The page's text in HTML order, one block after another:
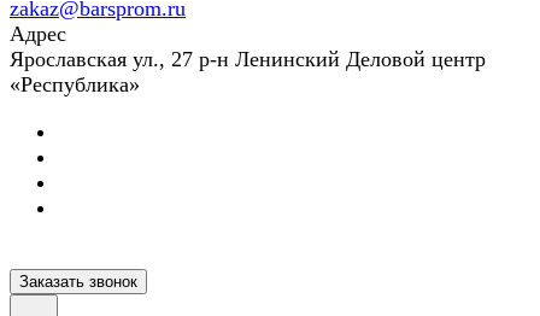
zakaz@barsprom.ru
Адрес
Ярославская ул., 27 р-н Ленинский Деловой центр
«Республика»
Заказать звонок